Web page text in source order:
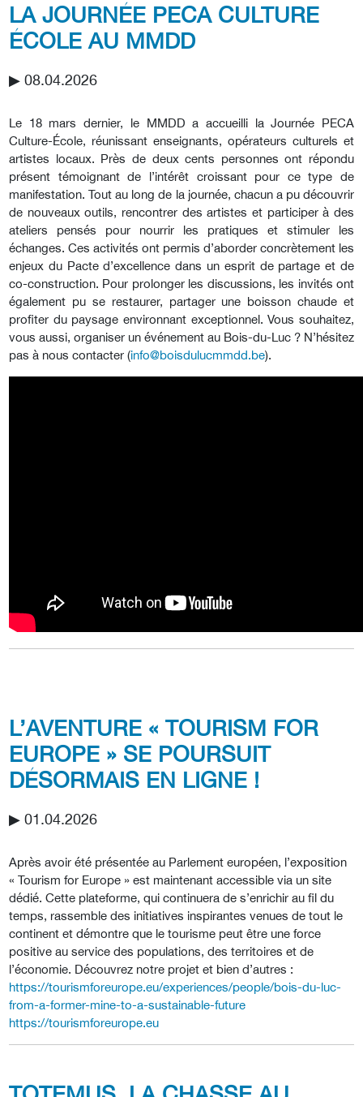
LA JOURNÉE PECA CULTURE
ÉCOLE AU MMDD
▶︎ 08.04.2026
Le 18 mars dernier, le MMDD a accueilli la Journée PECA
Culture-École, réunissant enseignants, opérateurs culturels et
artistes locaux. Près de deux cents personnes ont répondu
présent témoignant de l’intérêt croissant pour ce type de
manifestation. Tout au long de la journée, chacun a pu découvrir
de nouveaux outils, rencontrer des artistes et participer à des
ateliers pensés pour nourrir les pratiques et stimuler les
échanges. Ces activités ont permis d’aborder concrètement les
enjeux du Pacte d’excellence dans un esprit de partage et de
co-construction. Pour prolonger les discussions, les invités ont
également pu se restaurer, partager une boisson chaude et
profiter du paysage environnant exceptionnel. Vous souhaitez,
vous aussi, organiser un événement au Bois-du-Luc ? N’hésitez
pas à nous contacter (info@boisdulucmmdd.be).
L’AVENTURE « TOURISM FOR
EUROPE » SE POURSUIT
DÉSORMAIS EN LIGNE !
▶︎ 01.04.2026
Après avoir été présentée au Parlement européen, l’exposition
« Tourism for Europe » est maintenant accessible via un site
dédié. Cette plateforme, qui continuera de s’enrichir au fil du
temps, rassemble des initiatives inspirantes venues de tout le
continent et démontre que le tourisme peut être une force
positive au service des populations, des territoires et de
l’économie. Découvrez notre projet et bien d’autres :
https://tourismforeurope.eu/experiences/people/bois-du-luc-
from-a-former-mine-to-a-sustainable-future
https://tourismforeurope.eu